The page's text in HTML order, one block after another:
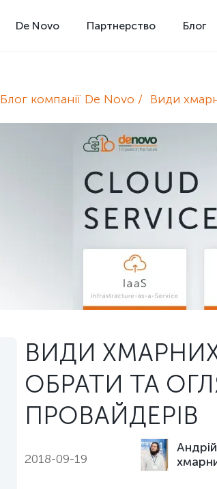
De Novo Партнерство Блог
Блог компанії De Novo Види
ВИДИ ХМАРНИХ
ОБРАТИ ТА
ПРОВАЙДЕРІВ
2018-09-19